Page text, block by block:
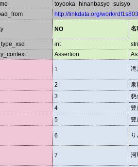
toyooka_hinanbasyo_suisyo
http://linkdata.org/work/
NO 名
int
Assertion
1
2
3
4
5
6
7